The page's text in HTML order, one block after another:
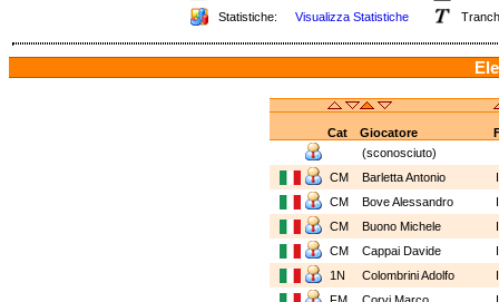
Statistiche:
Visualizza Statistiche
Cat Giocatore
(sconosciuto)
CM
Barletta Antonio
CM
Bove Alessandro
CM
Buono Michele
CM
Cappai Davide
1N
Colombrini Adolfo